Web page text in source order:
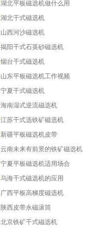
湖北平板磁选机做什么用
湖北干式磁选机
山西河沙磁选机
揭阳干式石英砂磁选机
烟台干式磁选机
山东平板磁选机工作视频
宁夏干式磁选机
海南湿式逆流磁选机
江苏干式选铁矿磁选机
新疆平板磁选机皮带
云南未来有前景的铁矿磁选机
宁夏平板磁选机适用场合
乌海干式磁选机的应用
广西平板高梯度磁选机
陕西皮带永磁滚筒
北京铁矿干式磁选机